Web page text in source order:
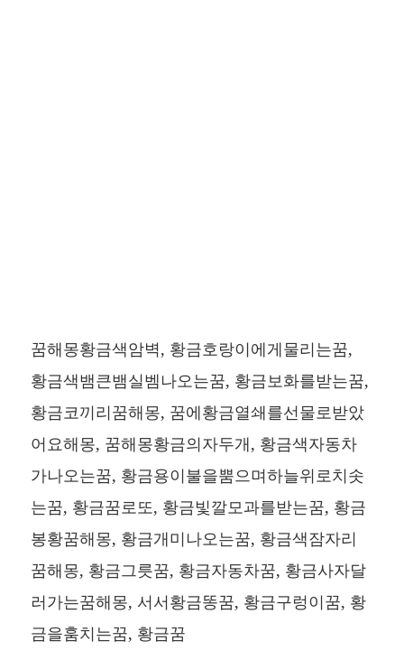
꿈해몽황금색암벽, 황금호랑이에게물리는꿈,
황금색뱀큰뱀실벰나오는꿈, 황금보화를받는꿈,
황금코끼리꿈해몽, 꿈에황금열쇄를선물로받았
어요해몽, 꿈해몽황금의자두개, 황금색자동차
가나오는꿈, 황금용이불을뿜으며하늘위로치솟
는꿈, 황금꿈로또, 황금빛깔모과를받는꿈, 황금
봉황꿈해몽, 황금개미나오는꿈, 황금색잠자리
꿈해몽, 황금그릇꿈, 황금자동차꿈, 황금사자달
러가는꿈해몽, 서서황금똥꿈, 황금구렁이꿈, 황
금을훔치는꿈, 황금꿈